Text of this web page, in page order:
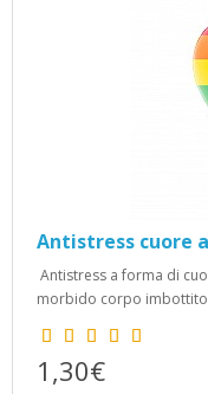
Antistress cuore
Antistress a forma di
morbido corpo imbottito
1,30€